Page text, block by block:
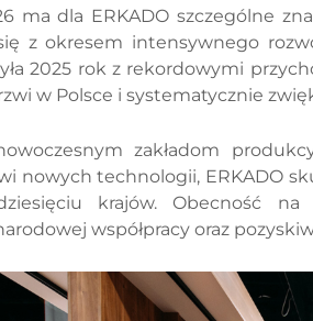
ma dla ERKADO szczególne
z okresem intensywnego
2025 rok z rekordowymi
w Polsce i systematycznie
zakładom
nowych technologii, ERKADO
krajów. Obecność
współpracy oraz